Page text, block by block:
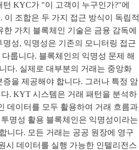
KYC가 "이 고객이 누구인가?"에
조합은 두 가지 접근 방식이 독립적
가치 블록체인 기술은 금융 감독에
성, 익명성은 기존의 모니터링 접근
룹니다. 블록체인의 익명성 문제 해
다. 실제로 대부분의 거래는 중앙화
을 제공해야 합니다. 그러나 특정 암
. KYT 시스템은 거래 패턴을 분석하
데이터를 모두 활용하여 거래 흐름과
명성 활용 블록체인은 익명성이라는
니다. 모든 거래는 공공 원장에 영구
시 데이터를 실행 가능한 인텔리전스